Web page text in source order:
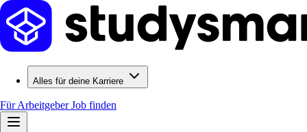
Alles für deine Karriere
Für ArbeitgeberJob finden